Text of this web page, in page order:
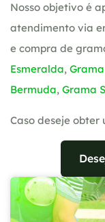
Nosso objetivo é
atendimento via
e compra de
Esmeralda,
Bermuda, Grama
Caso deseje